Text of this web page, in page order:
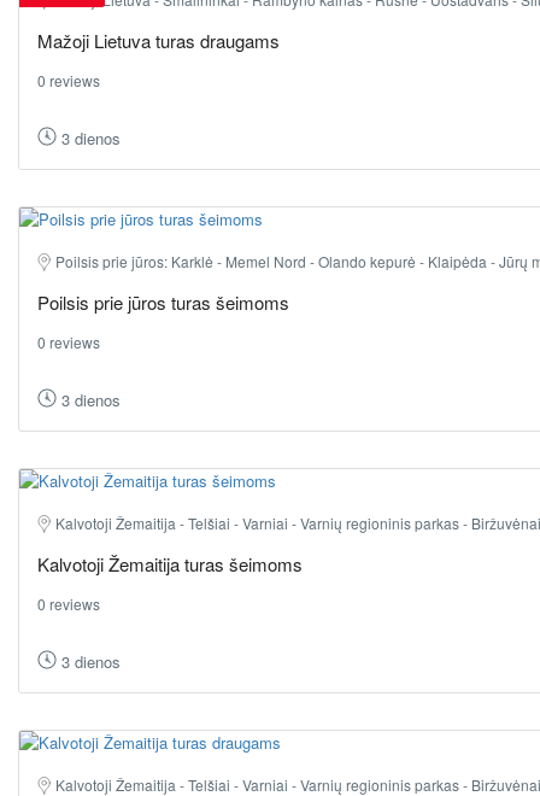
Mažoji Lietuva turas draugams
0 reviews
3 dienos
Poilsis prie jūros: Karklė - Memel Nord - Olando kepurė - Klaipėda - Jūrų
Poilsis prie jūros turas šeimoms
0 reviews
3 dienos
Kalvotoji Žemaitija - Telšiai - Varniai - Varnių regioninis parkas -
Kalvotoji Žemaitija turas šeimoms
0 reviews
3 dienos
Kalvotoji Žemaitija - Telšiai - Varniai - Varnių regioninis parkas -